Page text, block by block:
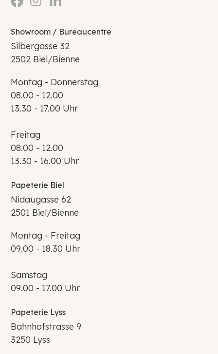
Showroom / Bureaucentre
Silbergasse 32
2502 Biel/Bienne
Montag - Donnerstag
08.00 - 12.00
13.30 - 17.00 Uhr
Freitag
08.00 - 12.00
13.30 - 16.00 Uhr
Papeterie Biel
Nidaugasse 62
2501 Biel/Bienne
Montag - Freitag
09.00 - 18.30 Uhr
Samstag
09.00 - 17.00 Uhr
Papeterie Lyss
Bahnhofstrasse 9
3250 Lyss